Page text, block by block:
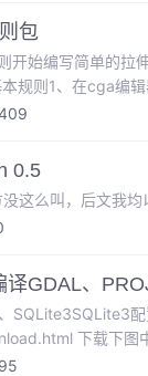
包
开始编写简单的拉
则1、在cga编
0.5
这么叫，后文我均
GDAL、
下载下